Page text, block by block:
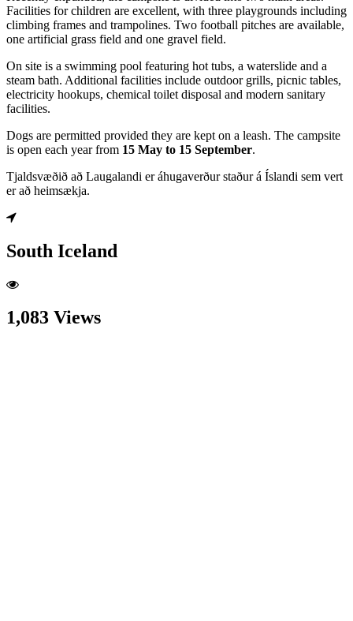
Facilities for children are excellent, with three playgrounds including
climbing frames and trampolines. Two football pitches are available,
one artificial grass field and one gravel field.
On site is a swimming pool featuring hot tubs, a waterslide and a
steam bath. Additional facilities include outdoor grills, picnic tables,
electricity hookups, chemical toilet disposal and modern sanitary
facilities.
Dogs are permitted provided they are kept on a leash. The campsite
is open each year from 15 May to 15 September.
Tjaldsvæðið að Laugalandi er áhugaverður staður á Íslandi sem vert
er að heimsækja.
South Iceland
1,083 Views